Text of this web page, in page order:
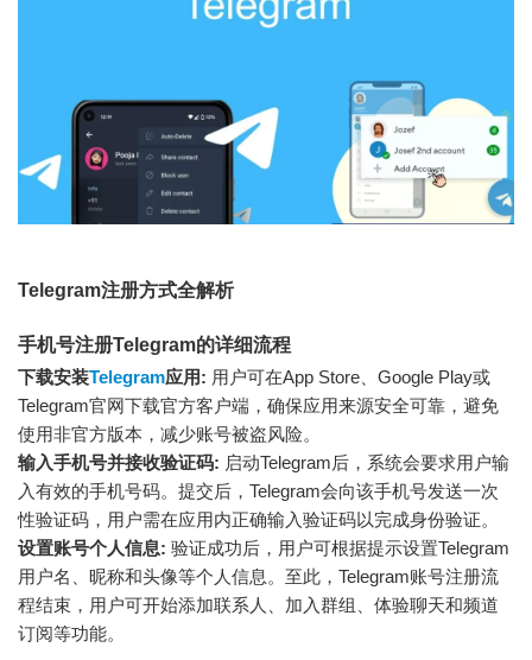
Telegram注册方式全解析
手机号注册Telegram的详细流程
下载安装Telegram应用: 用户可在App Store、Google Play或
Telegram官网下载官方客户端，确保应用来源安全可靠，避免
使用非官方版本，减少账号被盗风险。
输入手机号并接收验证码: 启动Telegram后，系统会要求用户输
入有效的手机号码。提交后，Telegram会向该手机号发送一次
性验证码，用户需在应用内正确输入验证码以完成身份验证。
设置账号个人信息: 验证成功后，用户可根据提示设置Telegram
用户名、昵称和头像等个人信息。至此，Telegram账号注册流
程结束，用户可开始添加联系人、加入群组、体验聊天和频道
订阅等功能。